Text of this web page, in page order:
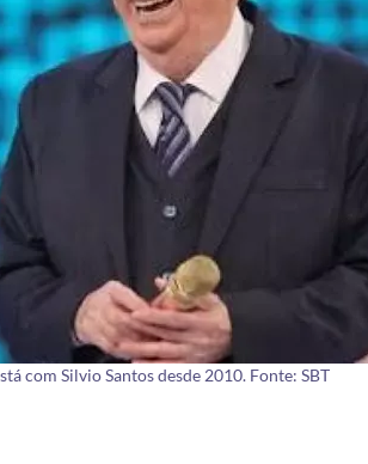
com Silvio Santos desde 2010. Fonte: SBT